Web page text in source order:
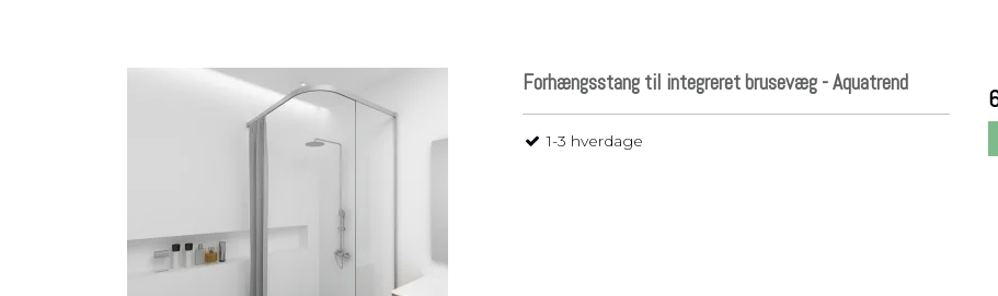
Forhængsstang til integreret brusevæg - Aquatrend
1-3 hverdage